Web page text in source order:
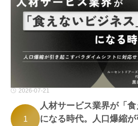
2026-07-21
1
人材サービス業界が「食
になる時代。人口爆縮